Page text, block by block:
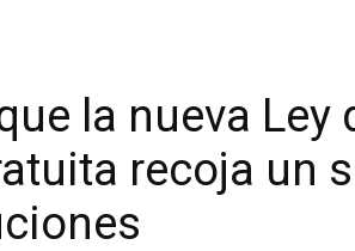
la nueva Ley
recoja un